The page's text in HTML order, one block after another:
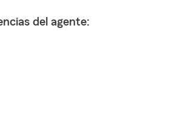
del agente: